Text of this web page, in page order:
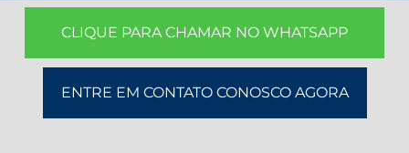
CLIQUE PARA CHAMAR NO WHATSAPP
ENTRE EM CONTATO CONOSCO AGORA